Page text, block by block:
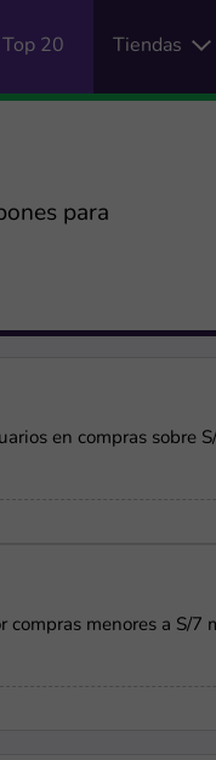
20 Tiendas
para
en compras sobre
compras menores a S/7